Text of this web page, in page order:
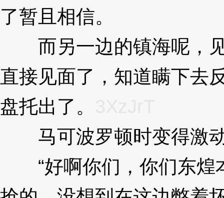
了暂且相信。
而另一边的镇海呢，见
直接见面了，知道瞒下去
盘托出了。
马可波罗顿时变得激
“好啊你们，你们东煌